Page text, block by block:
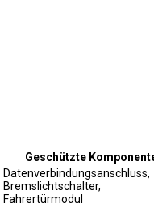
Geschützte
Datenverbindungsanschluss,
Bremslichtschalter,
Fahrertürmodul